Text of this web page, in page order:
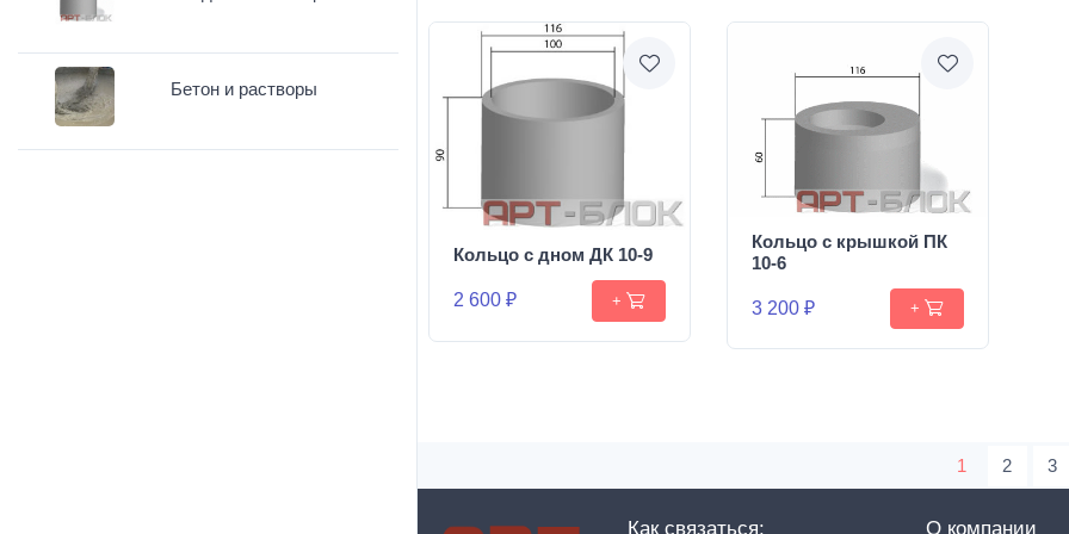
Кольцо с дном ДК 10-9
2 600 ₽ +
Кольцо с крышкой ПК
10-6
3 200 ₽ +
1 2 3
Бетон и растворы
Как связаться: О компании